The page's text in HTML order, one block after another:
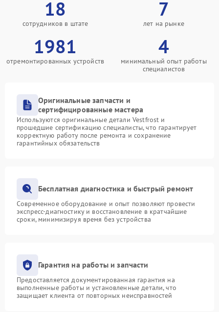
18
сотрудников в штате
7
лет на рынке
1981
отремонтированных устройств
4
минимальный опыт работы
специалистов
Оригинальные запчасти и
сертифицированные мастера
Используются оригинальные детали Vestfrost и
прошедшие сертификацию специалисты, что гарантирует
корректную работу после ремонта и сохранение
гарантийных обязательств
Бесплатная диагностика и быстрый ремонт
Современное оборудование и опыт позволяют провести
экспресс-диагностику и восстановление в кратчайшие
сроки, минимизируя время без устройства
Гарантия на работы и запчасти
Предоставляется документированная гарантия на
выполненные работы и установленные детали, что
защищает клиента от повторных неисправностей